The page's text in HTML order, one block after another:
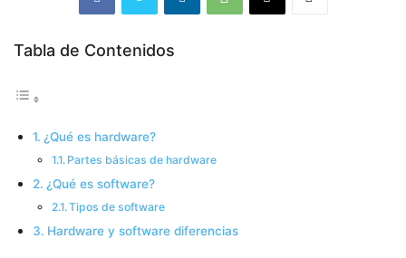
Tabla de Contenidos
¿Qué es hardware?
Partes básicas de hardware
¿Qué es software?
Tipos de software
Hardware y software diferencias